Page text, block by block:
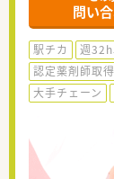
問い
駅チカ 週
認定薬剤師取
大手チェーン